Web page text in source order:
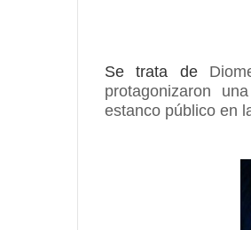
Se trata de
protagonizaron
estanco público en